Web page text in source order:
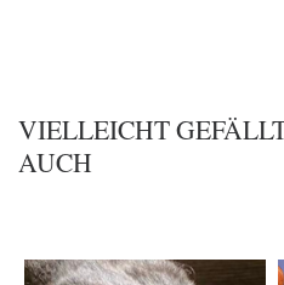
VIELLEICHT
AUCH